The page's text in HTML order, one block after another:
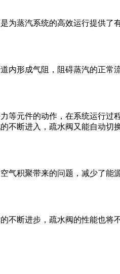
为蒸汽系统的高效运行提供了
内形成气阻，阻碍蒸汽的正常
等元件的动作，在系统运行过
不断进入，疏水阀又能自动切
气积聚带来的问题，减少了能
不断进步，疏水阀的性能也将